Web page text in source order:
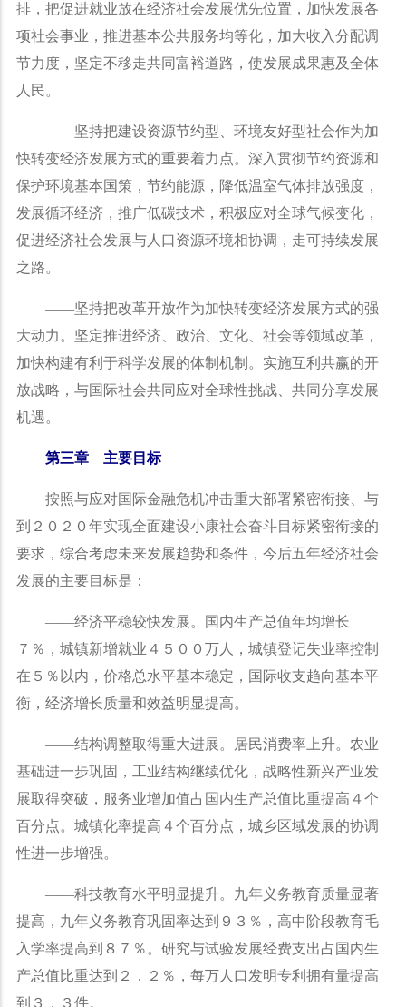
排，把促进就业放在经济社会发展优先位置，加快发展各
项社会事业，推进基本公共服务均等化，加大收入分配调
节力度，坚定不移走共同富裕道路，使发展成果惠及全体
人民。
——坚持把建设资源节约型、环境友好型社会作为加
快转变经济发展方式的重要着力点。深入贯彻节约资源和
保护环境基本国策，节约能源，降低温室气体排放强度，
发展循环经济，推广低碳技术，积极应对全球气候变化，
促进经济社会发展与人口资源环境相协调，走可持续发展
之路。
——坚持把改革开放作为加快转变经济发展方式的强
大动力。坚定推进经济、政治、文化、社会等领域改革，
加快构建有利于科学发展的体制机制。实施互利共赢的开
放战略，与国际社会共同应对全球性挑战、共同分享发展
机遇。
第三章 主要目标
按照与应对国际金融危机冲击重大部署紧密衔接、与
到２０２０年实现全面建设小康社会奋斗目标紧密衔接的
要求，综合考虑未来发展趋势和条件，今后五年经济社会
发展的主要目标是：
——经济平稳较快发展。国内生产总值年均增长
７％，城镇新增就业４５００万人，城镇登记失业率控制
在５％以内，价格总水平基本稳定，国际收支趋向基本平
衡，经济增长质量和效益明显提高。
——结构调整取得重大进展。居民消费率上升。农业
基础进一步巩固，工业结构继续优化，战略性新兴产业发
展取得突破，服务业增加值占国内生产总值比重提高４个
百分点。城镇化率提高４个百分点，城乡区域发展的协调
性进一步增强。
——科技教育水平明显提升。九年义务教育质量显著
提高，九年义务教育巩固率达到９３％，高中阶段教育毛
入学率提高到８７％。研究与试验发展经费支出占国内生
产总值比重达到２．２％，每万人口发明专利拥有量提高
到３．３件。